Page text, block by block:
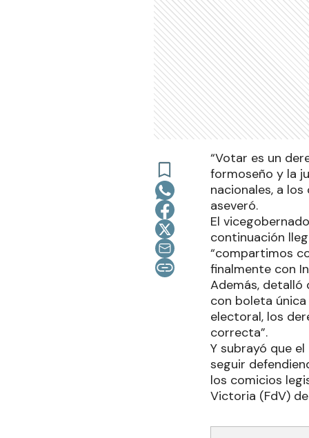
“Votar es un
formoseño y la
nacionales, a
aseveró.
El
continuación
“compartimos
finalmente con
Además, detalló
con boleta
electoral, los
correcta”.
Y subrayó que
seguir
los comicios
Victoria (FdV)